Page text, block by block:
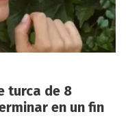
turca de 8
en un fin